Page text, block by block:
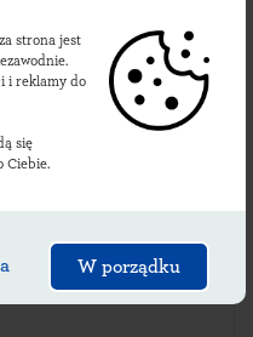
strona jest
i reklamy do
się
Ciebie.
W porządku